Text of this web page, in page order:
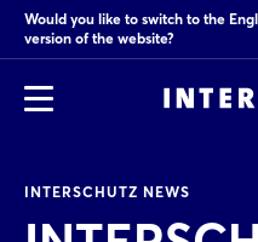
Would you like to switch to the
version of the website?
INTERSCHUTZ NEWS